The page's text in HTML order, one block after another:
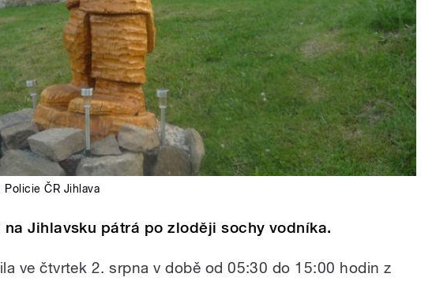
Policie ČR Jihlava
na Jihlavsku pátrá po zloději sochy vodníka.
ve čtvrtek 2. srpna v době od 05:30 do 15:00 hodin z